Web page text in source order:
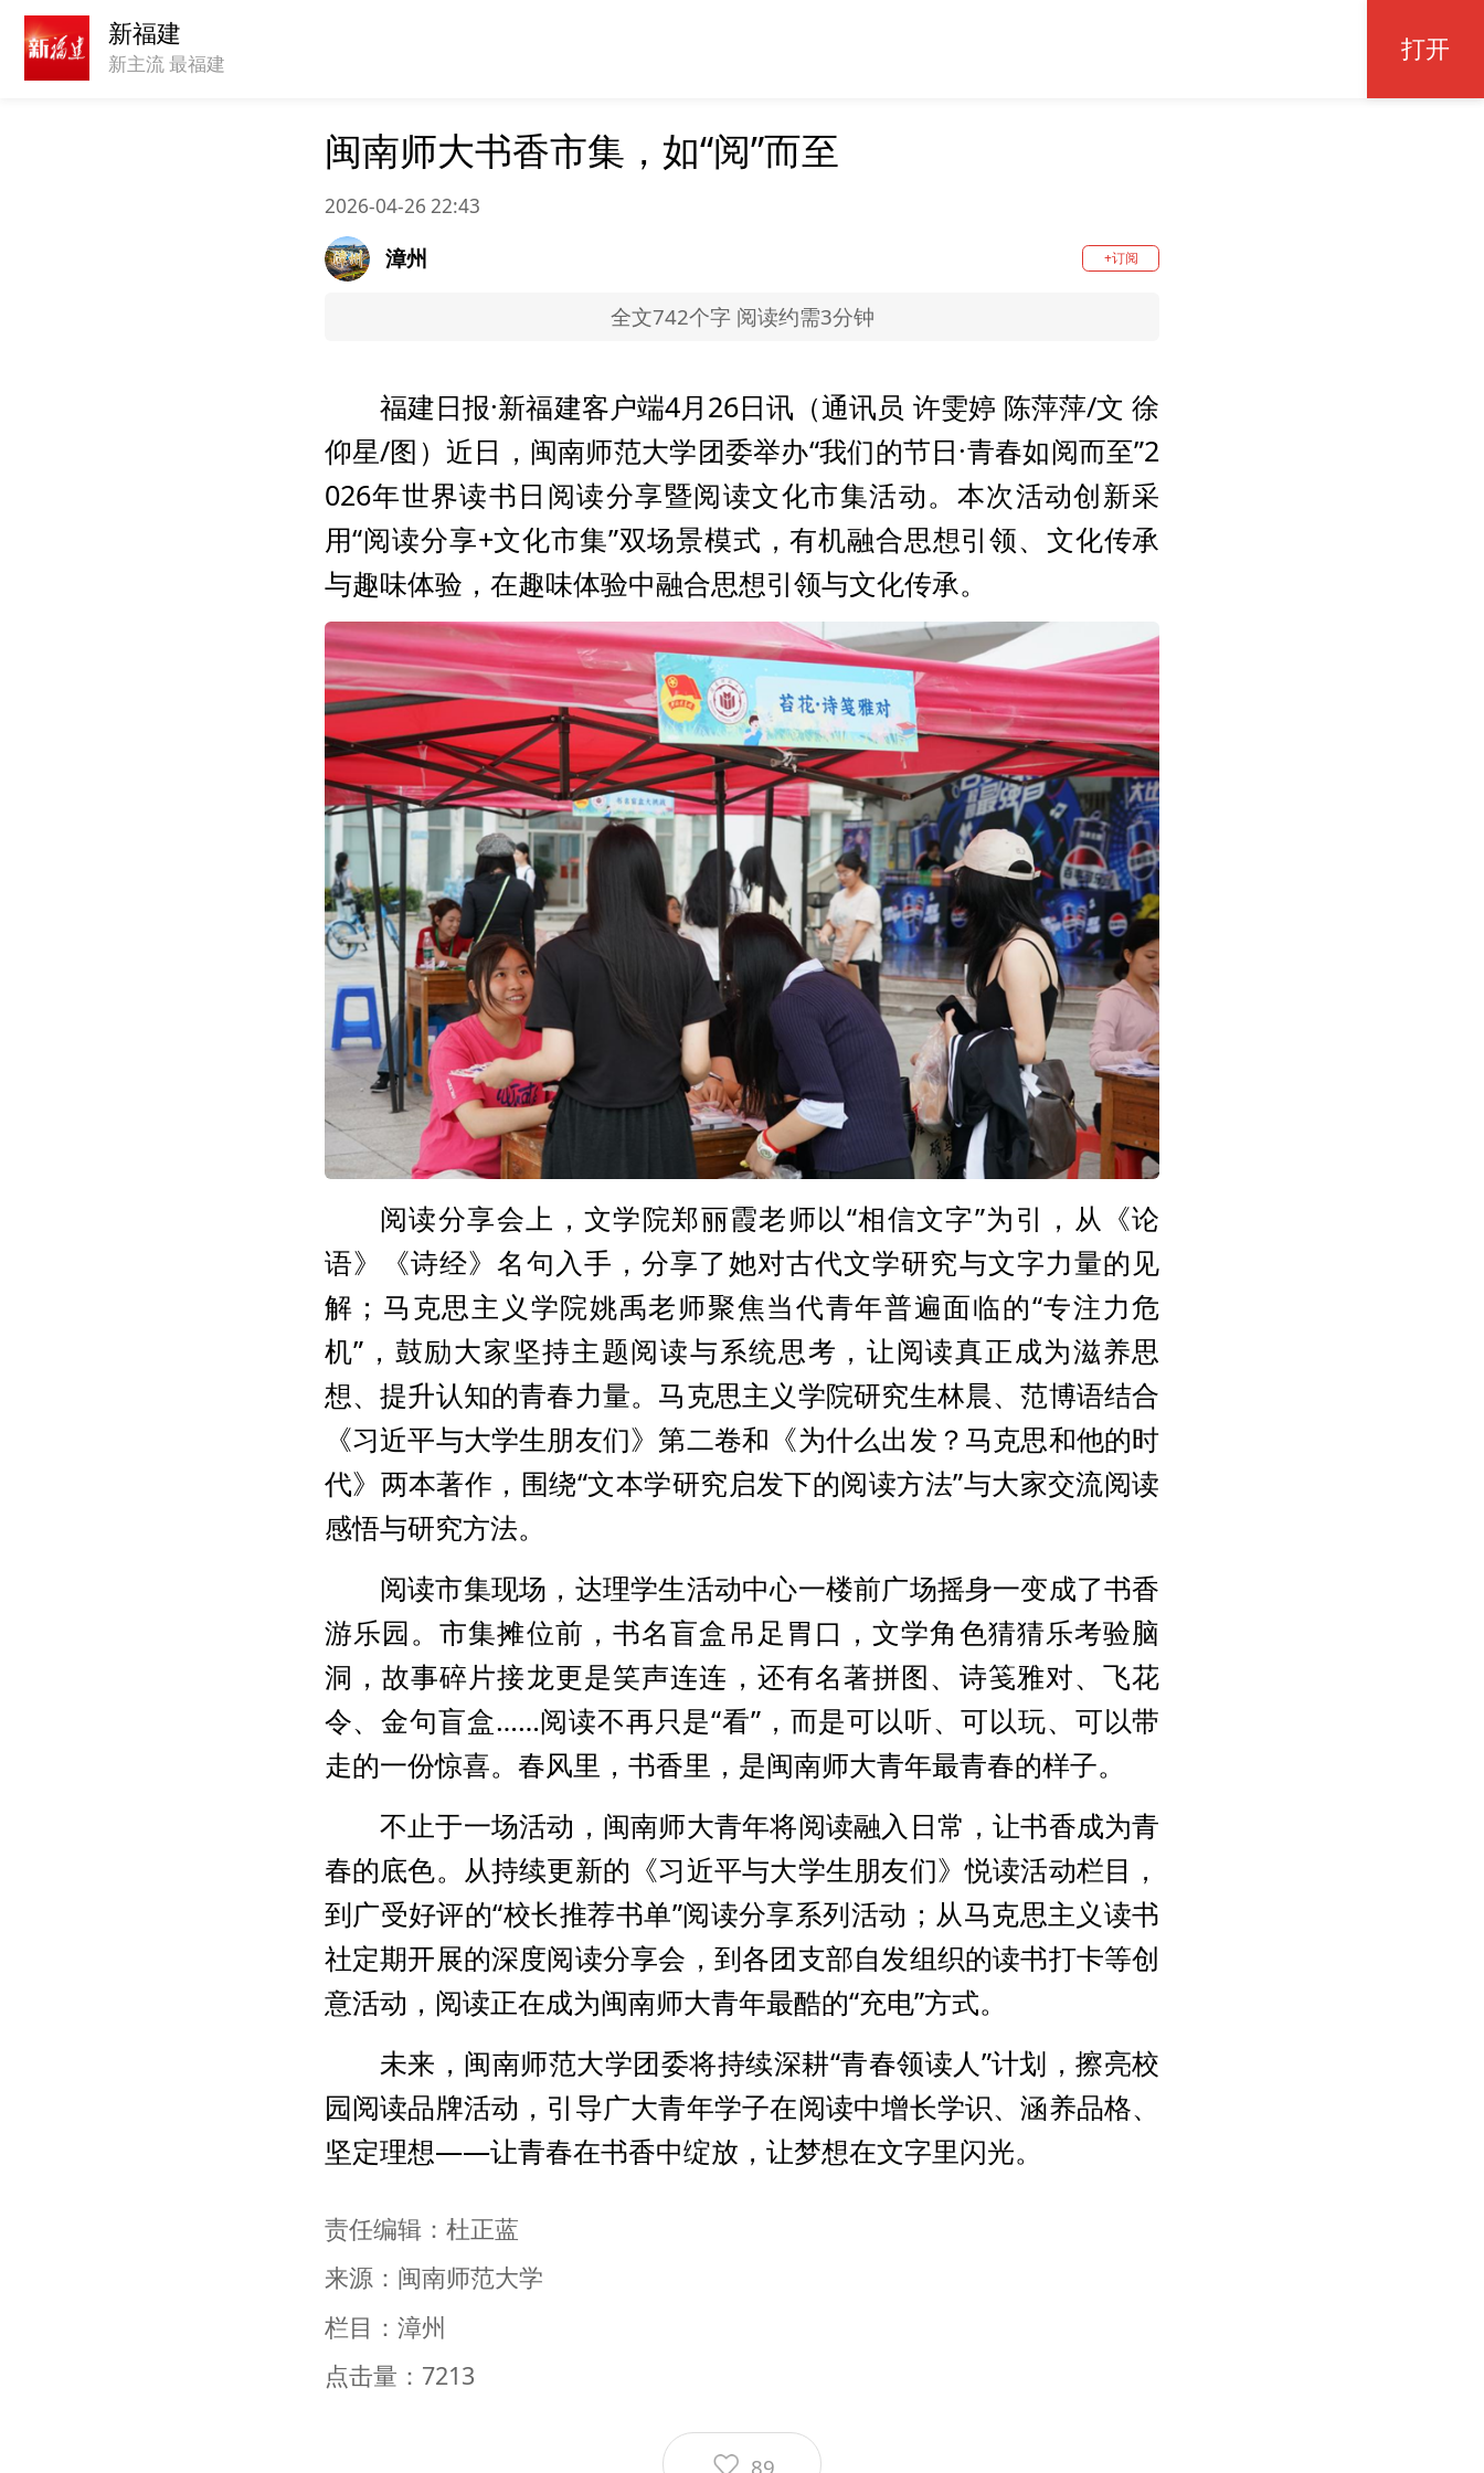
新福建
新主流 最福建 打开
闽南师大书香市集，如“阅”而至
2026-04-26 22:43
漳州 +订阅
全文742个字 阅读约需3分钟
福建日报·新福建客户端4月26日讯（通讯员 许雯婷 陈萍萍/文 徐
仰星/图）近日，闽南师范大学团委举办“我们的节日·青春如阅而至”2
026年世界读书日阅读分享暨阅读文化市集活动。本次活动创新采
用“阅读分享+文化市集”双场景模式，有机融合思想引领、文化传承
与趣味体验，在趣味体验中融合思想引领与文化传承。
阅读分享会上，文学院郑丽霞老师以“相信文字”为引，从《论
语》《诗经》名句入手，分享了她对古代文学研究与文字力量的见
解；马克思主义学院姚禹老师聚焦当代青年普遍面临的“专注力危
机”，鼓励大家坚持主题阅读与系统思考，让阅读真正成为滋养思
想、提升认知的青春力量。马克思主义学院研究生林晨、范博语结合
《习近平与大学生朋友们》第二卷和《为什么出发？马克思和他的时
代》两本著作，围绕“文本学研究启发下的阅读方法”与大家交流阅读
感悟与研究方法。
阅读市集现场，达理学生活动中心一楼前广场摇身一变成了书香
游乐园。市集摊位前，书名盲盒吊足胃口，文学角色猜猜乐考验脑
洞，故事碎片接龙更是笑声连连，还有名著拼图、诗笺雅对、飞花
令、金句盲盒……阅读不再只是“看”，而是可以听、可以玩、可以带
走的一份惊喜。春风里，书香里，是闽南师大青年最青春的样子。
不止于一场活动，闽南师大青年将阅读融入日常，让书香成为青
春的底色。从持续更新的《习近平与大学生朋友们》悦读活动栏目，
到广受好评的“校长推荐书单”阅读分享系列活动；从马克思主义读书
社定期开展的深度阅读分享会，到各团支部自发组织的读书打卡等创
意活动，阅读正在成为闽南师大青年最酷的“充电”方式。
未来，闽南师范大学团委将持续深耕“青春领读人”计划，擦亮校
园阅读品牌活动，引导广大青年学子在阅读中增长学识、涵养品格、
坚定理想——让青春在书香中绽放，让梦想在文字里闪光。
责任编辑：杜正蓝
来源：闽南师范大学
栏目：漳州
点击量：7213
89